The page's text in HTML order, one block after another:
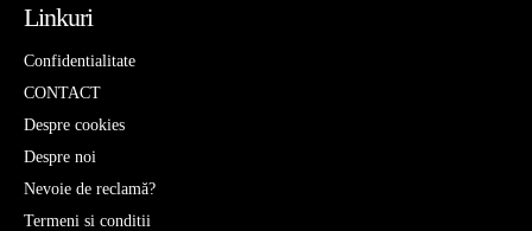
Linkuri
Confidentialitate
CONTACT
Despre cookies
Despre noi
Nevoie de reclamă?
Termeni si conditii